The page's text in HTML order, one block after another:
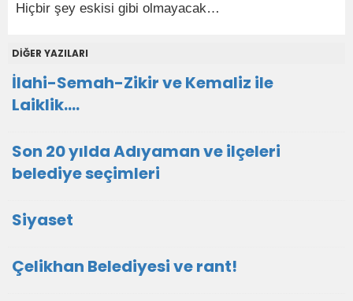
Hiçbir şey eskisi gibi olmayacak…
DİĞER YAZILARI
İlahi-Semah-Zikir ve Kemaliz ile
Laiklik….
Son 20 yılda Adıyaman ve ilçeleri
belediye seçimleri
Siyaset
Çelikhan Belediyesi ve rant!